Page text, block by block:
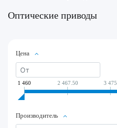
Оптические приводы
Цена
1 460 2 467.50 3 475
Производитель